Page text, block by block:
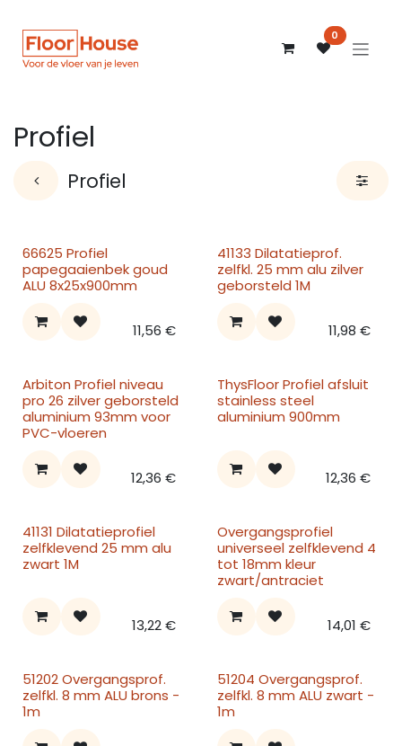
0
Profiel
Profiel
66625 Profiel
papegaaienbek goud
ALU 8x25x900mm
11,56 €
41133 Dilatatieprof.
zelfkl. 25 mm alu zilver
geborsteld 1M
11,98 €
Arbiton Profiel niveau
pro 26 zilver geborsteld
aluminium 93mm voor
PVC-vloeren
12,36 €
ThysFloor Profiel afsluit
stainless steel
aluminium 900mm
12,36 €
41131 Dilatatieprofiel
zelfklevend 25 mm alu
zwart 1M
13,22€
Overgangsprofiel
universeel zelfklevend 4
tot 18mm kleur
zwart/antraciet
14,01 €
51202 Overgangsprof.
zelfkl. 8 mm ALU brons -
1m
51204 Overgangsprof.
zelfkl. 8 mm ALU zwart -
1m